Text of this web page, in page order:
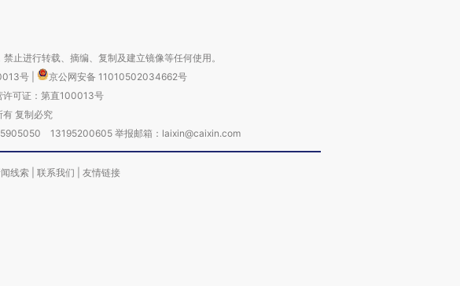
止进行转载、摘编、复制及建立镜像等任何使用。
号
京公网安备 11010502034662号
许可证：第直100013号
复制必究
13195200605 举报邮箱：laixin@caixin.com
线索 联系我们 友情链接